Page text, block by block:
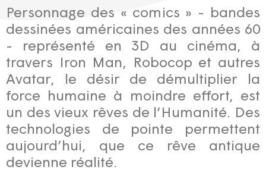
Personnage des « comics » - bandes
dessinées américaines des années 60
- représenté en 3D au cinéma, à
travers Iron Man, Robocop et autres
Avatar, le désir de démultiplier la
force humaine à moindre effort, est
un des vieux rêves de l’Humanité. Des
technologies de pointe permettent
aujourd’hui, que ce rêve antique
devienne réalité.